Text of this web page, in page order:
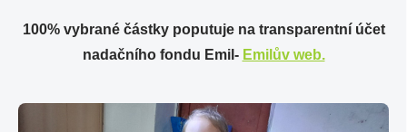
100% vybrané částky poputuje na transparentní účet
nadačního fondu Emil- Emilův web.